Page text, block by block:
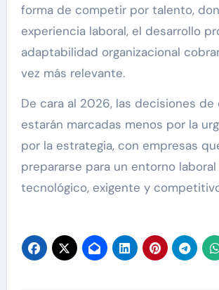
forma de competir por talento,
experiencia laboral, el desarrollo
adaptabilidad organizacional
vez más relevante.
De cara al 2026, las decisiones
estarán marcadas menos por la
por la estrategia, con empresas
prepararse para un entorno laboral
tecnológico, exigente y